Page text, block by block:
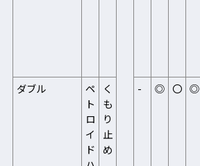
ダブル
ペ
ト
ロ
イ
ド
く
も
り
止
め
- ◎ 〇 ◎